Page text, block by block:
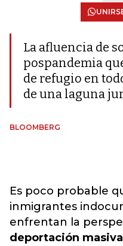
La afluencia de
pospandemia
de refugio en
de una laguna
BLOOMBERG
Es poco probable
inmigrantes
enfrentan la
deportación